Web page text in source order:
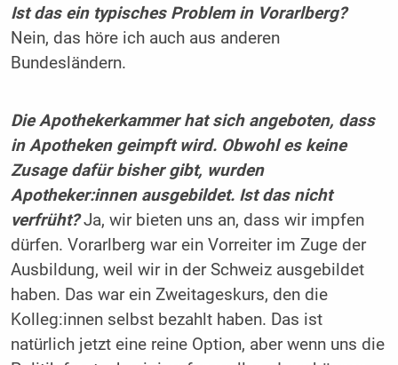
Ist das ein typisches Problem in Vorarlberg?
Nein, das höre ich auch aus anderen
Bundesländern.
Die Apothekerkammer hat sich angeboten, dass
in Apotheken geimpft wird. Obwohl es keine
Zusage dafür bisher gibt, wurden
Apotheker:innen ausgebildet. Ist das nicht
verfrüht?Ja, wir bieten uns an, dass wir impfen
dürfen. Vorarlberg war ein Vorreiter im Zuge der
Ausbildung, weil wir in der Schweiz ausgebildet
haben. Das war ein Zweitageskurs, den die
Kolleg:innen selbst bezahlt haben. Das ist
natürlich jetzt eine reine Option, aber wenn uns die